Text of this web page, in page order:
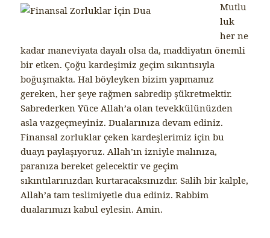
Mutlu
luk
her ne
kadar maneviyata dayalı olsa da, maddiyatın önemli
bir etken. Çoğu kardeşimiz geçim sıkıntısıyla
boğuşmakta. Hal böyleyken bizim yapmamız
gereken, her şeye rağmen sabredip şükretmektir.
Sabrederken Yüce Allah’a olan tevekkülünüzden
asla vazgeçmeyiniz. Dualarınıza devam ediniz.
Finansal zorluklar çeken kardeşlerimiz için bu
duayı paylaşıyoruz. Allah’ın izniyle malınıza,
paranıza bereket gelecektir ve geçim
sıkıntılarınızdan kurtaracaksınızdır. Salih bir kalple,
Allah’a tam teslimiyetle dua ediniz. Rabbim
dualarımızı kabul eylesin. Amin.